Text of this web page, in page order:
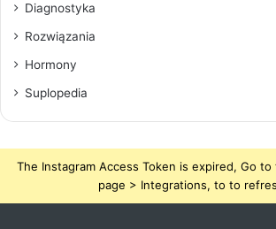
Diagnostyka
Rozwiązania
Hormony
Suplopedia
The Instagram Access Token is expired, Go
page > Integrations, to to